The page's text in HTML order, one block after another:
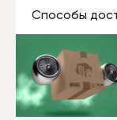
Способы